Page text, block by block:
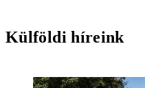
Külföldi híreink